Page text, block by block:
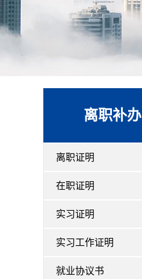
离职补办
离职证明
在职证明
实习证明
实习工作证明
就业协议书